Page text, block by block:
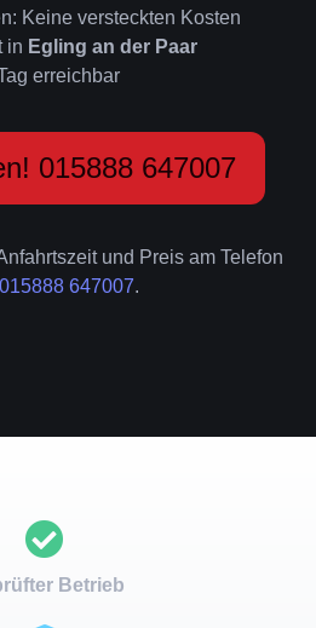
Keine versteckten Kosten
in Egling an der Paar
erreichbar
015888 647007
und Preis am Telefon
015888 647007.
Betrieb